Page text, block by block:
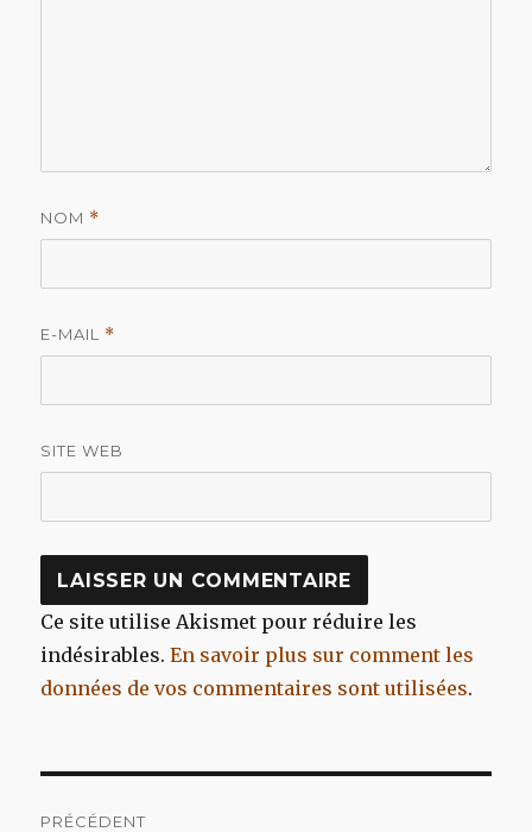
NOM *
E-MAIL *
SITE WEB
Ce site utilise Akismet pour réduire les
indésirables.En savoir plus sur comment les
données de vos commentaires sont utilisées.
PRÉCÉDENT